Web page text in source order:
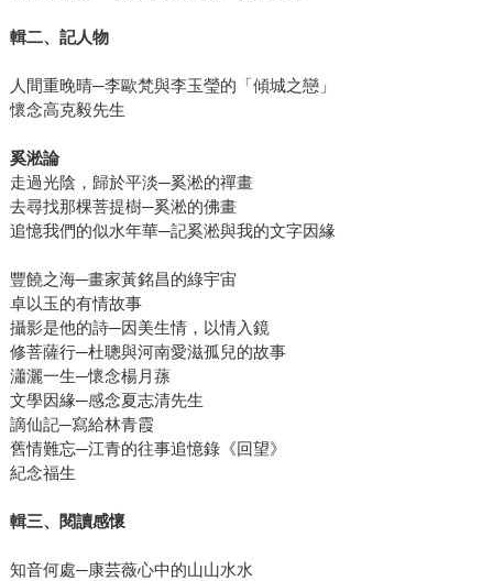
輯二、記人物
人間重晚晴─李歐梵與李玉瑩的「傾城之戀」
懷念高克毅先生
奚淞論
走過光陰，歸於平淡─奚淞的禪畫
去尋找那棵菩提樹─奚淞的佛畫
追憶我們的似水年華─記奚淞與我的文字因緣
豐饒之海─畫家黃銘昌的綠宇宙
卓以玉的有情故事
攝影是他的詩─因美生情，以情入鏡
修菩薩行─杜聰與河南愛滋孤兒的故事
瀟灑一生─懷念楊月蓀
文學因緣─感念夏志清先生
謫仙記─寫給林青霞
舊情難忘─江青的往事追憶錄《回望》
紀念福生
輯三、閱讀感懷
知音何處─康芸薇心中的山山水水